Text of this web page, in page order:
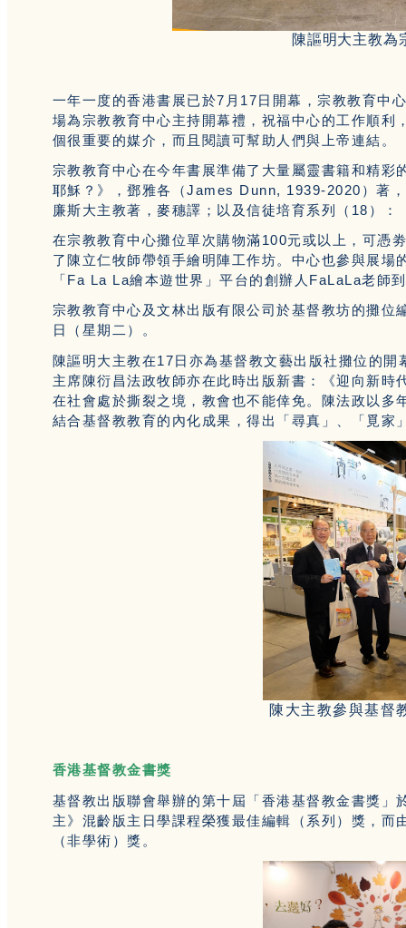
陳謳明大主教為
一年一度的香港書展已於7月17日開幕，宗教教育中
場為宗教教育中心主持開幕禮，祝福中心的工作順
個很重要的媒介，而且閱讀可幫助人們與上帝連結。
宗教教育中心在今年書展準備了大量屬靈書籍和精
耶穌？》，鄧雅各（James Dunn, 1939-2020）著
廉斯大主教著，麥穗譯；以及信徒培育系列（18）
在宗教教育中心攤位單次購物滿100元或以上，可憑
了陳立仁牧師帶領手繪明陣工作坊。中心也參與展
「Fa La La繪本遊世界」平台的創辦人FaLaLa老師
宗教教育中心及文林出版有限公司於基督教坊的攤
日（星期二）。
陳謳明大主教在17日亦為基督教文藝出版社攤位的
主席陳衍昌法政牧師亦在此時出版新書：《迎向新
在社會處於撕裂之境，教會也不能倖免。陳法政以
結合基督教教育的內化成果，得出「尋真」、「覓
陳大主教參與基督
香港基督教金書獎
基督教出版聯會舉辦的第十屆「香港基督教金書獎
主》混齡版主日學課程榮獲最佳編輯（系列）獎，
（非學術）獎。